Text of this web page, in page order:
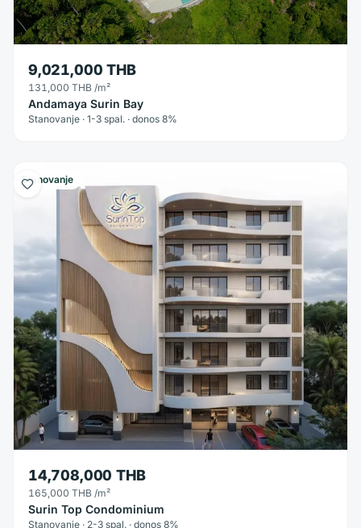
9,021,000 THB
131,000 THB /m²
Andamaya Surin Bay
Stanovanje · 1-3 spal. · donos 8%
Stanovanje
14,708,000 THB
165,000 THB /m²
Surin Top Condominium
Stanovanje · 2-3 spal. · donos 8%